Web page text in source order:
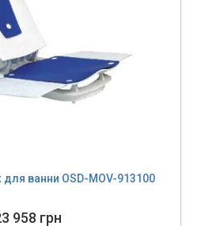
ванни OSD-MOV-913100
958 грн